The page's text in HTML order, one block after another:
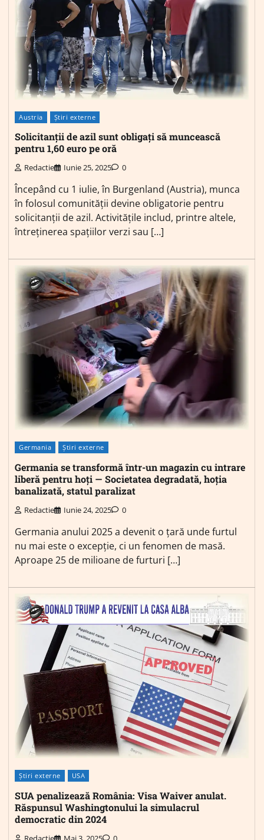
Austria Știri externe
Solicitanții de azil sunt obligați să muncească
pentru 1,60 euro pe oră
Redactie Iunie 25, 2025 0
Începând cu 1 iulie, în Burgenland (Austria), munca
în folosul comunității devine obligatorie pentru
solicitanții de azil. Activitățile includ, printre altele,
întreținerea spațiilor verzi sau […]
Germania Știri externe
Germania se transformă într-un magazin cu intrare
liberă pentru hoți — Societatea degradată, hoția
banalizată, statul paralizat
Redactie Iunie 24, 2025 0
Germania anului 2025 a devenit o țară unde furtul
nu mai este o excepție, ci un fenomen de masă.
Aproape 25 de milioane de furturi […]
Știri externe USA
SUA penalizează România: Visa Waiver anulat.
Răspunsul Washingtonului la simulacrul
democratic din 2024